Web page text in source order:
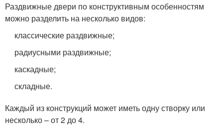
Раздвижные двери по конструктивным особенностям
можно разделить на несколько видов:
классические раздвижные;
радиусными раздвижные;
каскадные;
складные.
Каждый из конструкций может иметь одну створку или
несколько – от 2 до 4.